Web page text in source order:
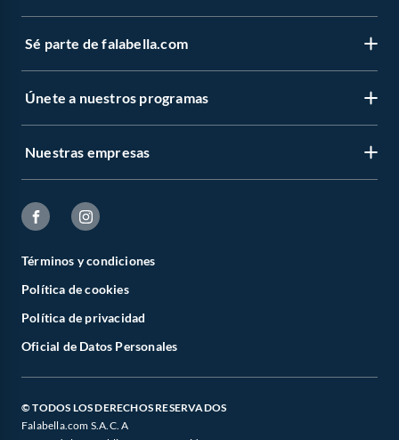
Sé parte de falabella.com
Únete a nuestros programas
Nuestras empresas
Términos y condiciones
Política de cookies
Política de privacidad
Oficial de Datos Personales
© TODOS LOS DERECHOS RESERVADOS
Falabella.com S.A.C. A